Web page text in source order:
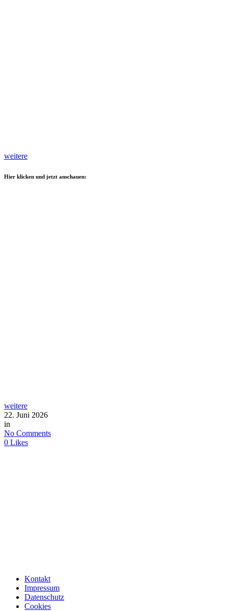
weitere
Hier klicken und jetzt anschauen:
weitere
22. Juni 2026
in
No Comments
0 Likes
Kontakt
Impressum
Datenschutz
Cookies